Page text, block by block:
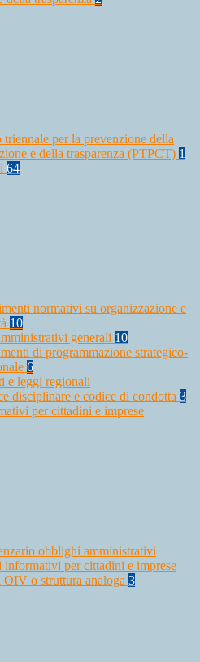
triennale per la prevenzione della
e della trasparenza (PTPCT) 1
64
normativi su organizzazione e
10
generali 10
di programmazione strategico-
6
e leggi regionali
disciplinare e codice di condotta 3
per cittadini e imprese
obblighi amministrativi
informativi per cittadini e imprese
OIV o struttura analoga 3